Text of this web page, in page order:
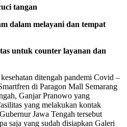
tangan
dalam melayani dan tempat
untuk counter layanan dan
ditengah pandemi Covid –
di Paragon Mall Semarang
Ganjar Pranowo yang
yang melakukan kontak
Jawa Tengah tersebut
saja yang sudah disiapkan Galeri